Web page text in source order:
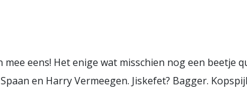
eens! Het enige wat misschien nog een beetje
en Harry Vermeegen. Jiskefet? Bagger.